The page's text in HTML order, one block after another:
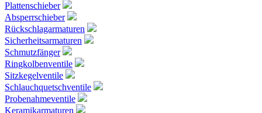
Plattenschieber
Absperrschieber
Rückschlagarmaturen
Sicherheitsarmaturen
Schmutzfänger
Ringkolbenventile
Sitzkegelventile
Schlauchquetschventile
Probenahmeventile
Keramikarmaturen